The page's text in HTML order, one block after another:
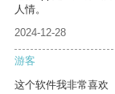
人情。
2024-12-28
游客
这个软件我非常喜欢